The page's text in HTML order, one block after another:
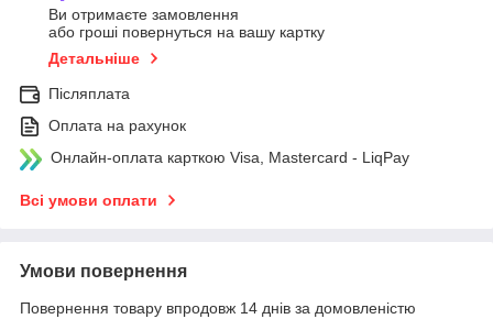
Ви отримаєте замовлення
або гроші повернуться на вашу картку
Детальніше
Післяплата
Оплата на рахунок
Онлайн-оплата карткою Visa, Mastercard - LiqPay
Всі умови оплати
Умови повернення
Повернення товару впродовж 14 днів за домовленістю